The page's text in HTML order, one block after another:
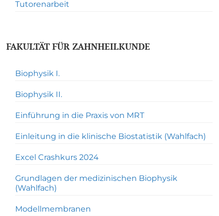
Tutorenarbeit
FAKULTÄT FÜR ZAHNHEILKUNDE
Biophysik I.
Biophysik II.
Einführung in die Praxis von MRT
Einleitung in die klinische Biostatistik (Wahlfach)
Excel Crashkurs 2024
Grundlagen der medizinischen Biophysik
(Wahlfach)
Modellmembranen